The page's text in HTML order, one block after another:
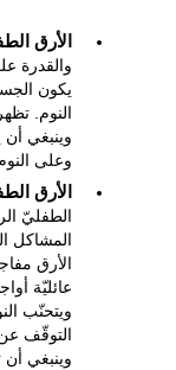
الأرق
والقدرة
يكون
النوم.
وينبغي
وعلى
الأرق
الطفليّ
المشاكل
الأرق
عائليّة
ويتحنّب
التوقّف عن
وينبغي